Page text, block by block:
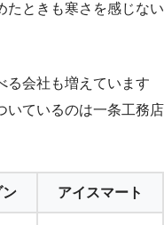
たときも寒さを感じない
る会社も増えています
いているのは一条工務店
ン アイスマート